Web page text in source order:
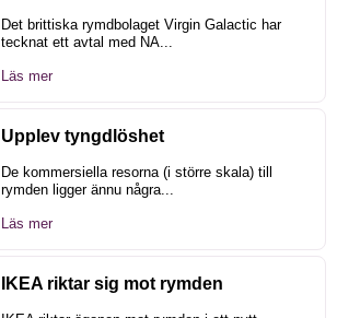
Det brittiska rymdbolaget Virgin Galactic har
tecknat ett avtal med NA...
Läs mer
Upplev tyngdlöshet
De kommersiella resorna (i större skala) till
rymden ligger ännu några...
Läs mer
IKEA riktar sig mot rymden